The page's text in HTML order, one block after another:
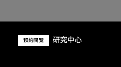
預約閱覽 研究中心